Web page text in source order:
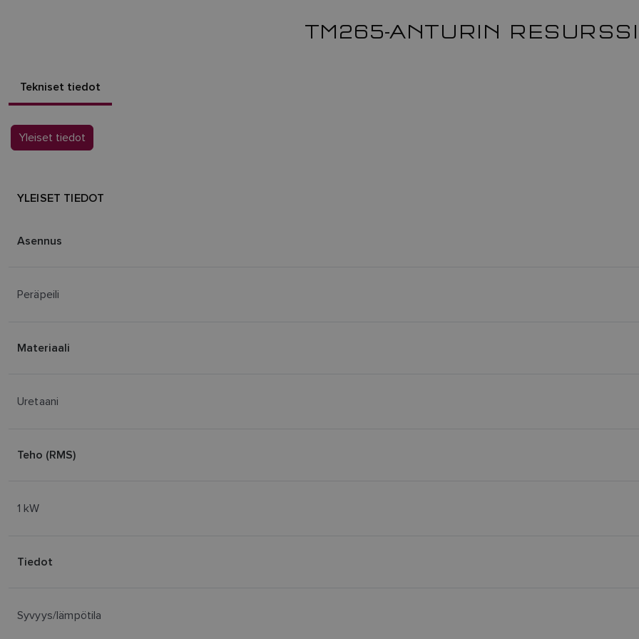
TM265-ANTURIN
Tekniset tiedot
Yleiset tiedot
YLEISET TIEDOT
Asennus
Peräpeili
Materiaali
Uretaani
Teho (RMS)
1 kW
Tiedot
Syvyys/lämpötila